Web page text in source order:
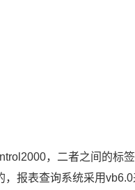
，二者之间的标
报表查询系统采用